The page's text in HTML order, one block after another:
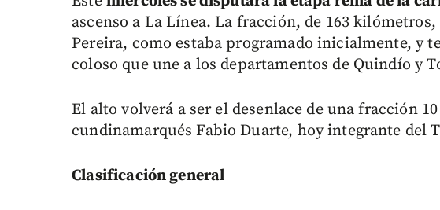
ascenso a La Línea. La fracción, de 163
Pereira, como estaba programado inicialmente, y
coloso que une a los departamentos de Quindío y
El alto volverá a ser el desenlace de una fracción
cundinamarqués Fabio Duarte, hoy integrante del
Clasificación general